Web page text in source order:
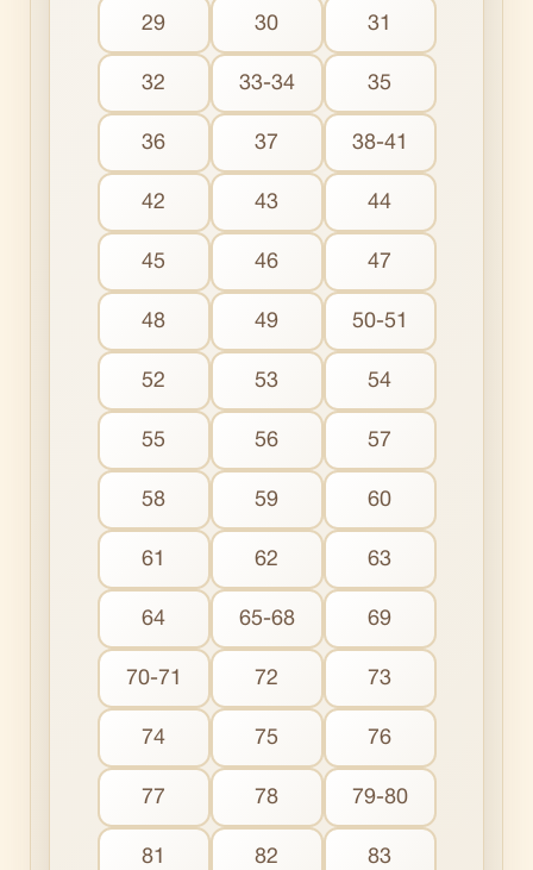
29 30 31
32 33-34 35
36 37 38-41
42 43 44
45 46 47
48 49 50-51
52 53 54
55 56 57
58 59 60
61 62 63
64 65-68 69
70-71 72 73
74 75 76
77 78 79-80
81 82 83